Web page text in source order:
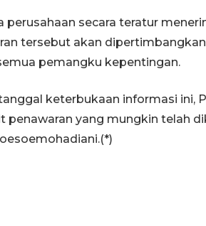
secara teratur
tersebut akan
pemangku kepentingan.
keterbukaan informasi ini,
penawaran yang mungkin telah
Penguatan
7 Agustus 2026 14:36